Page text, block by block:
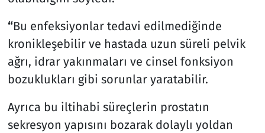
“Bu enfeksiyonlar tedavi edilmediğinde
kronikleşebilir ve hastada uzun süreli pelvik
ağrı, idrar yakınmaları ve cinsel fonksiyon
bozuklukları gibi sorunlar yaratabilir.
Ayrıca bu iltihabi süreçlerin prostatın
sekresyon yapısını bozarak dolaylı yoldan